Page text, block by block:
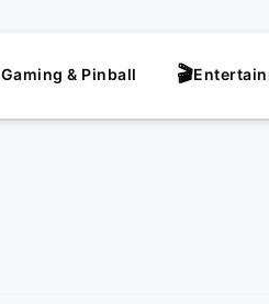
Gaming & Pinball